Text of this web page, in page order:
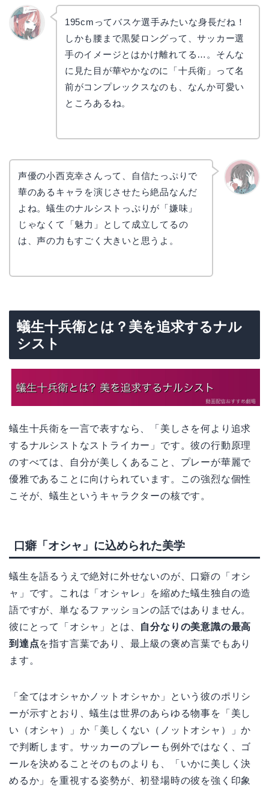
195cmってバスケ選手みたいな身長だね！
しかも腰まで黒髪ロングって、サッカー選
手のイメージとはかけ離れてる…。そんな
に見た目が華やかなのに「十兵衛」って名
前がコンプレックスなのも、なんか可愛い
ところあるね。
声優の小西克幸さんって、自信たっぷりで
華のあるキャラを演じさせたら絶品なんだ
よね。蟻生のナルシストっぷりが「嫌味」
じゃなくて「魅力」として成立してるの
は、声の力もすごく大きいと思うよ。
蟻生十兵衛とは？美を追求するナル
シスト
蟻生十兵衛を一言で表すなら、「美しさを何より追求
するナルシストなストライカー」です。彼の行動原理
のすべては、自分が美しくあること、プレーが華麗で
優雅であることに向けられています。この強烈な個性
こそが、蟻生というキャラクターの核です。
口癖「オシャ」に込められた美学
蟻生を語るうえで絶対に外せないのが、口癖の「オシ
ャ」です。これは「オシャレ」を縮めた蟻生独自の造
語ですが、単なるファッションの話ではありません。
彼にとって「オシャ」とは、 自分なりの美意識の最高
到達点を指す言葉であり、最上級の褒め言葉でもあり
ます。
「全てはオシャかノットオシャか」という彼のポリシ
ーが示すとおり、蟻生は世界のあらゆる物事を「美し
い（オシャ）」か「美しくない（ノットオシャ）」か
で判断します。サッカーのプレーも例外ではなく、ゴ
ールを決めることそのものよりも、「いかに美しく決
めるか」を重視する姿勢が、初登場時の彼を強く印象